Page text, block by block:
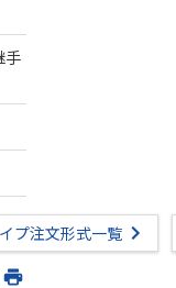
手
プ注文形式一覧